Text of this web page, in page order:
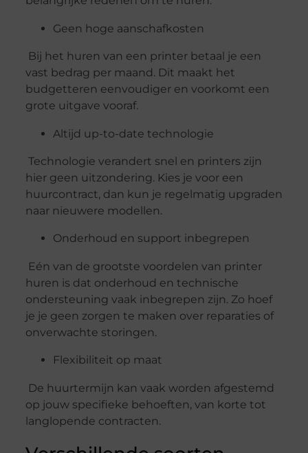
Geen hoge aanschafkosten
Bij het huren van een printer betaal je een
vast bedrag per maand. Dit maakt het
budgetteren eenvoudiger en voorkomt een
grote uitgave vooraf.
Altijd up-to-date technologie
Technologie verandert snel en printers zijn
hier geen uitzondering. Kies je voor een
huurcontract, dan kun je regelmatig upgraden
naar nieuwere modellen.
Onderhoud en support inbegrepen
Eén van de grootste voordelen van printer
huren is dat onderhoud en technische
ondersteuning vaak inbegrepen zijn. Zo hoef
je je geen zorgen te maken over reparaties of
onverwachte storingen.
Flexibiliteit op maat
De huurtermijn kan vaak worden afgestemd
op jouw specifieke behoeften, van korte tot
langlopende contracten.